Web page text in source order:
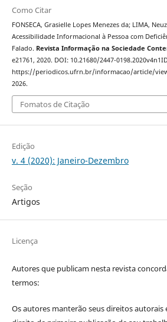
Como Citar
FONSECA, Grasielle Lopes Menezes da; LIMA,
Acessibilidade Informacional à Pessoa com
Falado. Revista Informação na Sociedade
e21761, 2020. DOI: 10.21680/2447-
https://periodicos.ufrn.br/informacao/article/
2026.
Fomatos de Citação
Edição
v. 4 (2020): Janeiro-Dezembro
Seção
Artigos
Licença
Autores que publicam nesta revista
termos:
Os autores manterão seus direitos autorais